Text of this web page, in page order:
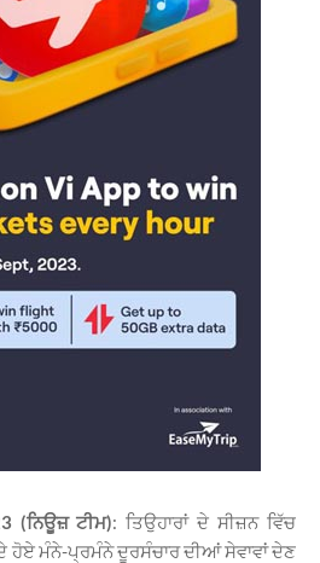
(ਨਿਊਜ਼ ਟੀਮ): ਤਿਉਹਾਰਾਂ ਦੇ ਸੀਜ਼ਨ ਵਿੱਚ
ਹੋਏ ਮੰਨੇ-ਪ੍ਰਮੰਨੇ ਦੂਰਸੰਚਾਰ ਦੀਆਂ ਸੇਵਾਵਾਂ ਦੇਣ